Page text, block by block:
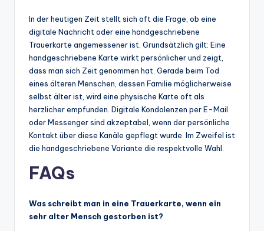
In der heutigen Zeit stellt sich oft die Frage, ob eine
digitale Nachricht oder eine handgeschriebene
Trauerkarte angemessener ist. Grundsätzlich gilt: Eine
handgeschriebene Karte wirkt persönlicher und zeigt,
dass man sich Zeit genommen hat. Gerade beim Tod
eines älteren Menschen, dessen Familie möglicherweise
selbst älter ist, wird eine physische Karte oft als
herzlicher empfunden. Digitale Kondolenzen per E-Mail
oder Messenger sind akzeptabel, wenn der persönliche
Kontakt über diese Kanäle gepflegt wurde. Im Zweifel ist
die handgeschriebene Variante die respektvolle Wahl.
FAQs
Was schreibt man in eine Trauerkarte, wenn ein
sehr alter Mensch gestorben ist?